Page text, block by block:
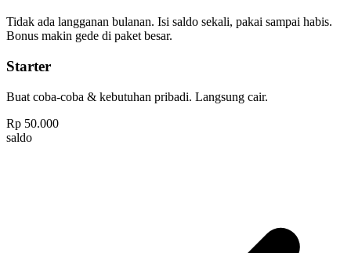
Tidak ada langganan bulanan. Isi saldo sekali, pakai sampai habis.
Bonus makin gede di paket besar.
Starter
Buat coba-coba & kebutuhan pribadi. Langsung cair.
Rp 50.000
saldo